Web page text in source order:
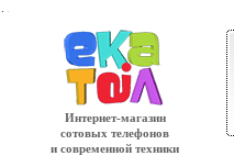
Интернет-магазин
сотовых телефонов
и современной техники